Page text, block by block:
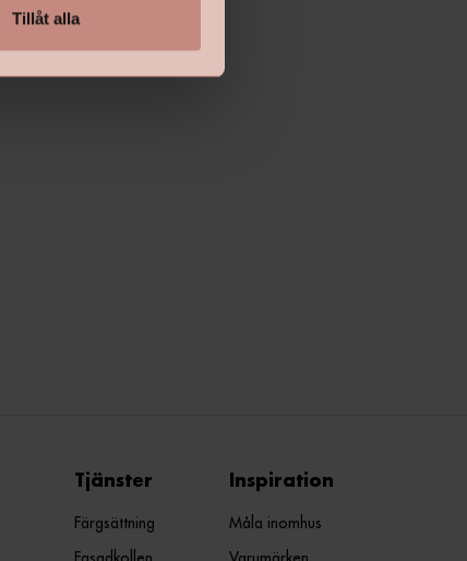
Tillåt alla
Tjänster
Färgsättning
Inspiration
Måla inomhus